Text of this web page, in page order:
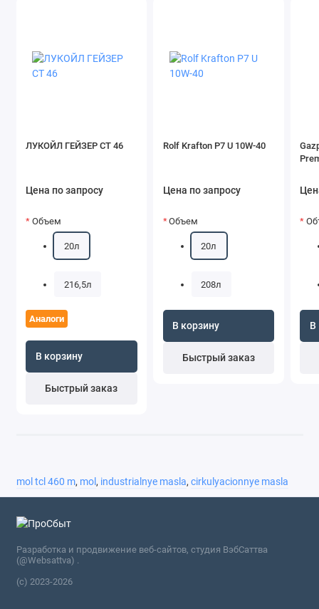
ЛУКОЙЛ ГЕЙЗЕР СТ 46
Цена по запросу
Аналоги
Объем
20л
216,5л
В корзину
Быстрый заказ
Rolf Krafton P7 U 10W-40
Цена по запросу
Объем
20л
208л
В корзину
Быстрый заказ
В
mol tcl 460 m, mol, industrialnye masla, cirkulyacionnye masla
Разработка и продвижение веб-сайтов, студия ВэбСаттва
(@Websattva) .
(c) 2023-2026